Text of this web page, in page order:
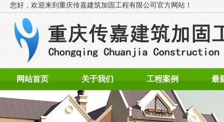
您好，欢迎来到重庆传嘉建筑加固工程有限公司官方网站！
网站首页 关于我们 工程案例 最